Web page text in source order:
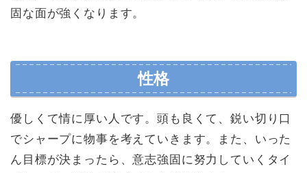
固な面が強くなります。
性格
優しくて情に厚い人です。頭も良くて、鋭い切り口
でシャープに物事を考えていきます。また、いった
ん目標が決まったら、意志強固に努力していくタイ